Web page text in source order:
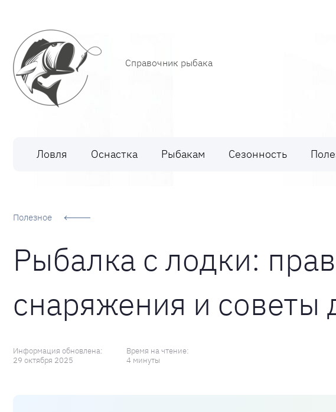
Рыбалка Справочник рыбака
Ловля Оснастка Рыбакам Сезонность
Полезное
Рыбалка с лодки:
снаряжения и советы
Информация обновлена:
29 октября 2025
Время на чтение:
4 минуты